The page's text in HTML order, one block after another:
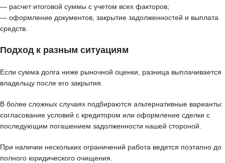
— расчет итоговой суммы с учетом всех факторов;
— оформление документов, закрытие задолженностей и выплата
средств.
Подход к разным ситуациям
Если сумма долга ниже рыночной оценки, разница выплачивается
владельцу после его закрытия.
В более сложных случаях подбираются альтернативные варианты:
согласование условий с кредитором или оформление сделки с
последующим погашением задолженности нашей стороной.
При наличии нескольких ограничений работа ведется поэтапно до
полного юридического очищения.